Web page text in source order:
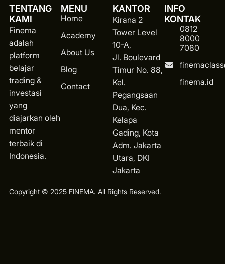
TENTANG
KAMI
Finema
adalah
platform
belajar
trading &
investasi
yang
diajarkan oleh
mentor
terbaik di
Indonesia.
MENU
Home
Academy
About Us
Blog
Contact
KANTOR
Kirana 2
Tower Level
10-A,
Jl. Boulevard
Timur No. 88,
Kel.
Pegangsaan
Dua, Kec.
Kelapa
Gading, Kota
Adm. Jakarta
Utara, DKI
Jakarta
INFO
KONTAK
0812
8000
7080
finema.id
Copyright © 2025 FINEMA. All Rights Reserved.